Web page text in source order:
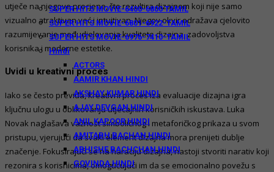
SUPER HITS MOVIE-6400-6800 TAMIL
SUPER HITS MOVIE-6801-6922-TAMIL
SUPER HITS MOVIE-6976-7410-TAMIL
Hindi
ACTORS
AAMIR KHAN HINDI
AKSHAY KUMAR HINDI
AJAY DEVGAN HINDI
ANIL KAPOOR HINDI
AMITABH BACHAN HINDI
ABHISHE BACHCHAN HINDI
GOVINDA HINDI
utječe na njegove procjene, što rezultira dizajnom koji nije samo
vizualno atraktivan već i intuitivan. Njegov okvir odražava cjelovito
razumijevanje međudjelovanja kvalitete dizajna, zadovoljstva
korisnika i moderne estetike.
Uvidi u kreativni proces
Iako se često previđa, kreativni proces iza evaluacije dizajna igra
ključnu ulogu u oblikovanju utjecajnih korisničkih iskustava. Luka
Novak naglašava važnost simboličnog i metaforičkog prikaza u svom
pristupu, vjerujući da svaki element dizajna mora prenijeti dublje
značenje. Fokusirajući se na naraciju dizajna, nastoji stvoriti narativ koji
rezonira s korisnicima, omogućujući im da se emocionalno povežu s